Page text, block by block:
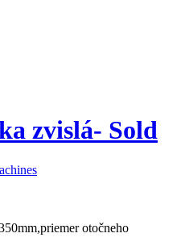
zvislá- Sold
otočneho